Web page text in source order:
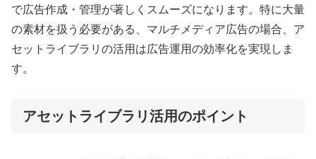
で広告作成・管理が著しくスムーズになります。特に大量
の素材を扱う必要がある、マルチメディア広告の場合、ア
セットライブラリの活用は広告運用の効率化を実現しま
す。
アセットライブラリ活用のポイント